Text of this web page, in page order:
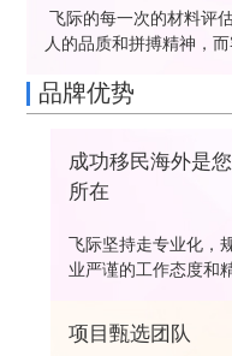
飞际的每一次的材料评
人的品质和拼搏精神，
品牌优势
成功移民海外是
所在
飞际坚持走专业化，
业严谨的工作态度和
项目甄选团队